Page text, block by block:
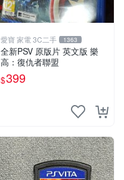
愛寶 家電 3C二手 1363
全新PSV 原版片 英文版 樂
高：復仇者聯盟
$399